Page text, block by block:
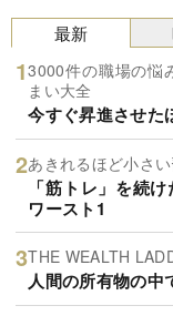
最新
3000件の職場の悩
まい大全
今すぐ昇進させた
あきれるほど小さ
「筋トレ」を続
ワースト1
THE WEALTH
人間の所有物の中